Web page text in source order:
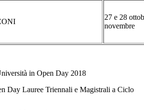
27 e 28
novembre
in Open Day 2018
Day Lauree Triennali e Magistrali a Ciclo